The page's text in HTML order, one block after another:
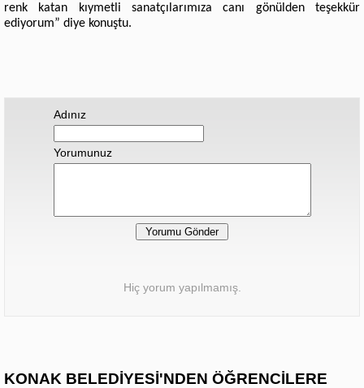
renk katan kıymetli sanatçılarımıza canı gönülden teşekkür
ediyorum” diye konuştu.
Adınız
Yorumunuz
Hiç yorum yapılmamış.
KONAK BELEDİYESİ'NDEN ÖĞRENCİLERE